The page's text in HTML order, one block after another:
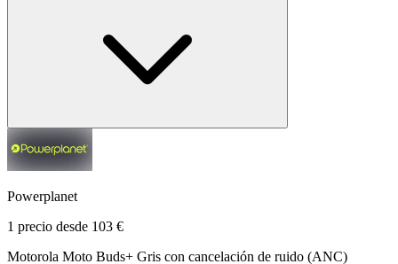
Powerplanet
1 precio desde 103 €
Motorola Moto Buds+ Gris con cancelación de ruido (ANC)